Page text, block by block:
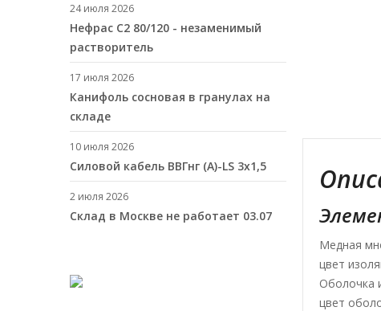
Медная
цвет
Оболочка
цвет
24 июля 2026
Нефрас С2 80/120 - незаменимый
растворитель
17 июля 2026
Канифоль сосновая в гранулах на
складе
10 июля 2026
Cиловой кабель ВВГнг (A)-LS 3х1,5
2 июля 2026
Склад в Москве не работает 03.07